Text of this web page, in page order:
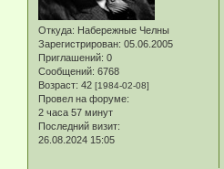
Откуда: Набережные Челны
Зарегистрирован: 05.06.2005
Приглашений: 0
Сообщений: 6768
Возраст: 42 [1984-02-08]
Провел на форуме:
2 часа 57 минут
Последний визит:
26.08.2024 15:05